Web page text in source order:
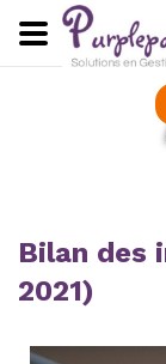
Panneau de gestion
Bilan des
2021)